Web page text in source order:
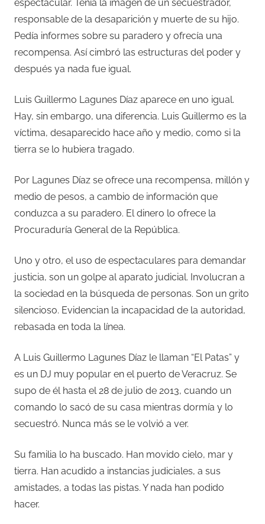
espectacular. Tenía la imagen de un secuestrador,
responsable de la desaparición y muerte de su hijo.
Pedía informes sobre su paradero y ofrecía una
recompensa. Así cimbró las estructuras del poder y
después ya nada fue igual.
Luis Guillermo Lagunes Díaz aparece en uno igual.
Hay, sin embargo, una diferencia. Luis Guillermo es la
víctima, desaparecido hace año y medio, como si la
tierra se lo hubiera tragado.
Por Lagunes Díaz se ofrece una recompensa, millón y
medio de pesos, a cambio de información que
conduzca a su paradero. El dinero lo ofrece la
Procuraduría General de la República.
Uno y otro, el uso de espectaculares para demandar
justicia, son un golpe al aparato judicial. Involucran a
la sociedad en la búsqueda de personas. Son un grito
silencioso. Evidencian la incapacidad de la autoridad,
rebasada en toda la línea.
A Luis Guillermo Lagunes Díaz le llaman “El Patas” y
es un DJ muy popular en el puerto de Veracruz. Se
supo de él hasta el 28 de julio de 2013, cuando un
comando lo sacó de su casa mientras dormía y lo
secuestró. Nunca más se le volvió a ver.
Su familia lo ha buscado. Han movido cielo, mar y
tierra. Han acudido a instancias judiciales, a sus
amistades, a todas las pistas. Y nada han podido
hacer.